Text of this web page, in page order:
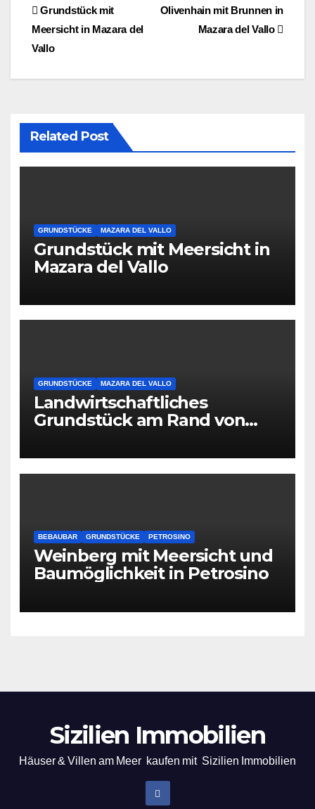
Post
navigation
Olivenhain mit Brunnen in
Mazara del Vallo
Grundstück mit
Meersicht in Mazara del
Vallo
Related Post
GRUNDSTÜCKE MAZARA DEL VALLO
Grundstück mit Meersicht in
Mazara del Vallo
GRUNDSTÜCKE MAZARA DEL VALLO
Landwirtschaftliches
Grundstück am Rand von
BEBAUBAR GRUNDSTÜCKE PETROSINO
Weinberg mit Meersicht und
Baumöglichkeit in Petrosino
Sizilien Immobilien
Häuser & Villen am Meer kaufen mit Sizilien Immobilien